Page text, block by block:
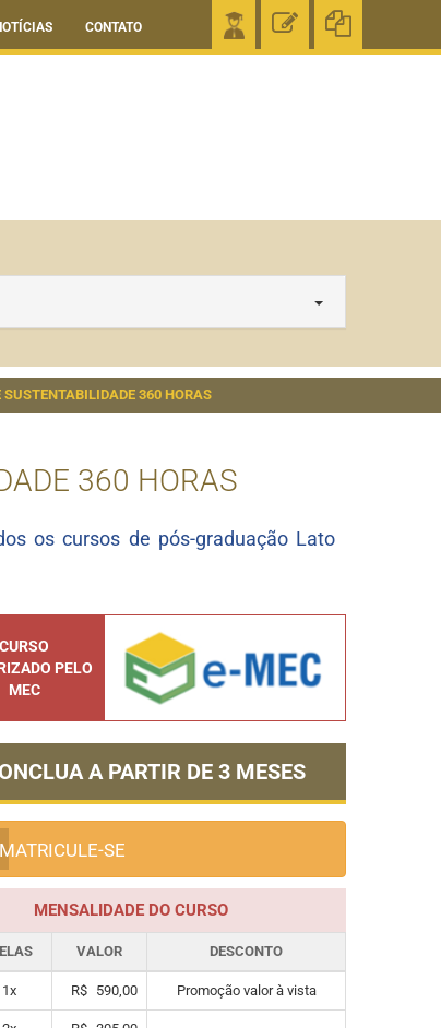
CONTATO
360 HORAS
360 HORAS
os cursos de pós-graduação Lato
CURSO
PELO
MEC
A PARTIR DE 3 MESES
MATRICULE-SE
MENSALIDADE DO CURSO
VALOR DESCONTO
1x R$ 590,00 Promoção valor à vista